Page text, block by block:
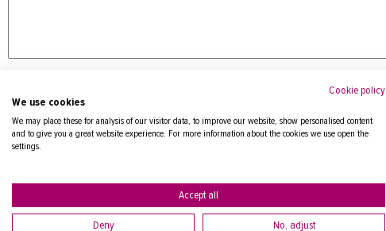
Tietosuojaseloste
Cookie policy
We use cookies
We may place these for analysis of our visitor data, to improve our website, show personalised content
and to give you a great website experience. For more information about the cookies we use open the
settings.
Accept all
Deny No, adjust